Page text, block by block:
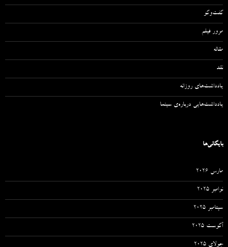
گفت‌وگو
مرور فیلم
مقاله‌
نقد
یادداشت‌های روزانه
یادداشت‌هایی درباره‌ی سینما
بایگانی‌ها
مارس 2026
نوامبر 2025
سپتامبر 2025
آگوست 2025
جولای 2025